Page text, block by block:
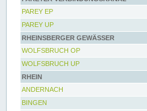
PAREY EP
PAREY UP
RHEINSBERGER GEWÄSSER
WOLFSBRUCH OP
WOLFSBRUCH UP
RHEIN
ANDERNACH
BINGEN